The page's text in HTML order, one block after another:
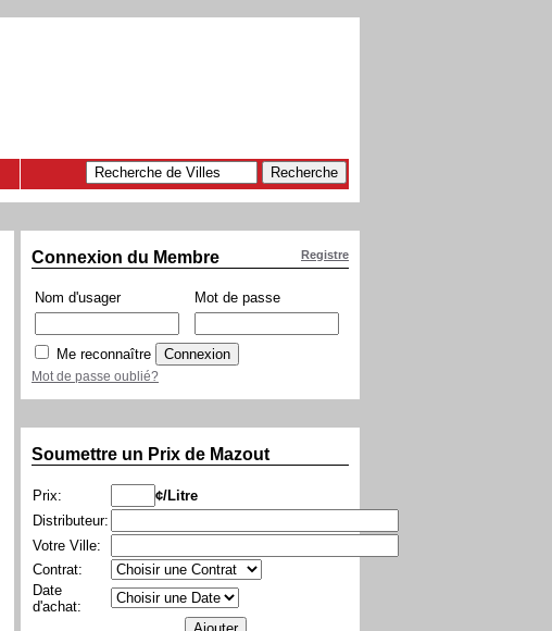
Registre
Connexion du Membre
Nom d'usager Mot de passe
Me reconnaître
Mot de passe oublié?
Soumettre un Prix de Mazout
Prix:
¢/Litre
Distributeur:
Votre Ville:
Contrat:
Date
d'achat: